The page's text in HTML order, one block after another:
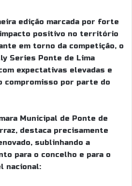
edição marcada por forte
positivo no território
em torno da competição, o
Series Ponte de Lima
expectativas elevadas e
compromisso por parte do
Municipal de Ponte de
destaca precisamente
sublinhando a
para o concelho e para o
nacional: